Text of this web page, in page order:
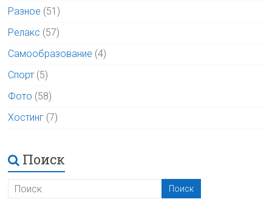
Разное (51)
Релакс (57)
Самообразование (4)
Спорт (5)
Фото (58)
Хостинг (7)
Поиск